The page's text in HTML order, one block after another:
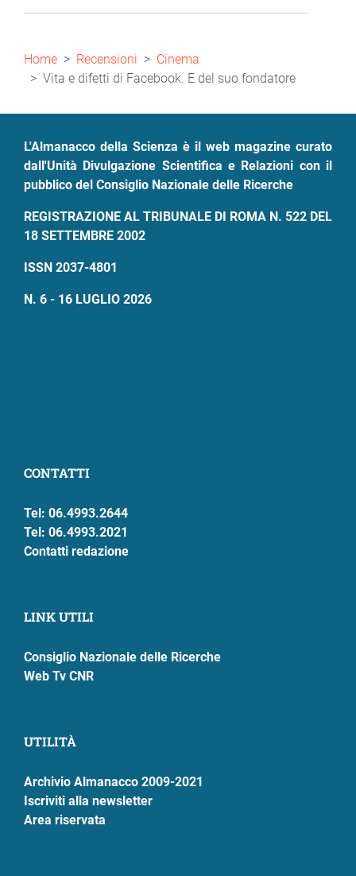
Briciole
di
pane
Home Recensioni
Cinema
Vita e difetti di Facebook. E del suo fondatore
L'Almanacco della Scienza è il web magazine curato
dall'Unità Divulgazione Scientifica e Relazioni con il
pubblico del Consiglio Nazionale delle Ricerche
REGISTRAZIONE AL TRIBUNALE DI ROMA N. 522 DEL
18 SETTEMBRE 2002
ISSN 2037-4801
N. 6 - 16 LUGLIO 2026
CONTATTI
Tel: 06.4993.2644
Tel: 06.4993.2021
Contatti redazione
LINK UTILI
Consiglio Nazionale delle Ricerche
Web Tv CNR
UTILITÀ
Archivio Almanacco 2009-2021
Iscriviti alla newsletter
Area riservata